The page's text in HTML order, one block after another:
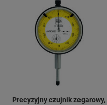
Precyzyjny czujnik zegarowy,